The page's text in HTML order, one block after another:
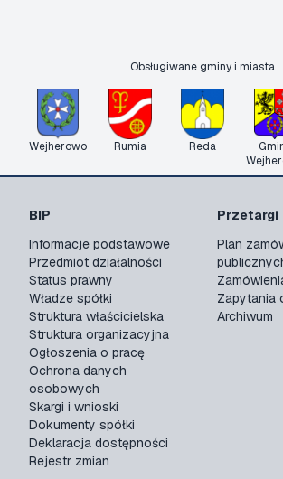
Obsługiwane gminy i miasta
Wejherowo Rumia Reda
BIP
Informacje podstawowe
Przedmiot działalności
Status prawny
Władze spółki
Struktura właścicielska
Struktura organizacyjna
Ogłoszenia o pracę
Ochrona danych
osobowych
Skargi i wnioski
Dokumenty spółki
Deklaracja dostępności
Rejestr zmian
Przetargi
Plan
Zapytania
Archiwum